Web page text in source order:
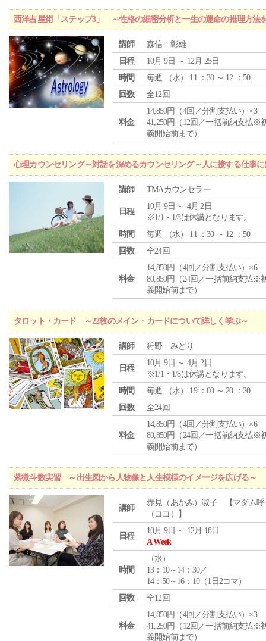
西洋占星術「ステップ3」 ～性格の細密分析と一生の運命の推理方法
講師
森信 彰雄
日程
10月 9日 ～ 12月 25日
時間
毎週 （水） 11 ：30 ～ 12 ：50
回数
全12回
料金
14,850円（4回／分割支払い）×3
41,250円（12回／一括前納支払※
義開始前まで）
心理カウンセリング～対話を深めるカウンセリング～人に接する仕事
講師 TMAカウンセラー
日程
10月 9日 ～ 4月 2日
※1/1・1/8は休講となります。
時間
毎週 （水） 11 ：30 ～ 12 ：50
回数
全24回
料金
14,850円（4回／分割支払い）×6
80,850円（24回／一括前納支払※
義開始前まで）
タロット・カード ～22枚のメイン・カードについて詳しく学ぶ～
講師 狩野 みどり
日程
10月 9日 ～ 4月 2日
※1/1・1/8は休講となります。
時間
毎週 （水） 19 ：00 ～ 20 ：20
回数
全24回
料金
14,850円（4回／分割支払い）×6
80,850円（24回／一括前納支払※
義開始前まで）
紫微斗数実習 ～出生図から人物像と人生模様のイメージを広げる～
講師
赤見（あかみ）淑子 【マダム呼
（ココ）】
日程
10月 9日 ～ 12月 18日
A Week
時間
（水）
13：10～14：30／
14：50～16：10（1日2コマ）
回数
全12回
料金
14,850円（4回／分割支払い）×3
41,250円（12回／一括前納支払※
義開始前まで）